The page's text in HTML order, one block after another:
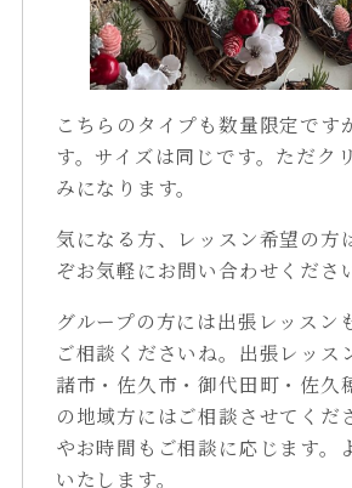
こちらのタイプも数量限定です
す。サイズは同じです。ただク
みになります。
気になる方、レッスン希望の方
ぞお気軽にお問い合わせくださ
グループの方には出張レッスン
ご相談くださいね。出張レッス
諸市・佐久市・御代田町・佐
の地域方にはご相談させてくだ
やお時間もご相談に応じます。
いたします。